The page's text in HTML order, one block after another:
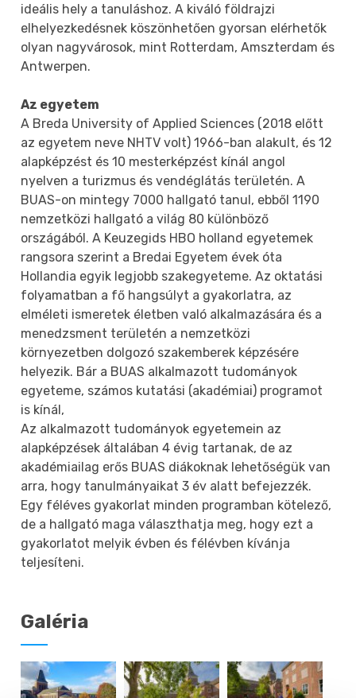
ideális hely a tanuláshoz. A kiváló földrajzi
elhelyezkedésnek köszönhetően gyorsan elérhetők
olyan nagyvárosok, mint Rotterdam, Amszterdam és
Antwerpen.
Az egyetem
A Breda University of Applied Sciences (2018 előtt
az egyetem neve NHTV volt) 1966-ban alakult, és 12
alapképzést és 10 mesterképzést kínál angol
nyelven a turizmus és vendéglátás területén. A
BUAS-on mintegy 7000 hallgató tanul, ebből 1190
nemzetközi hallgató a világ 80 különböző
országából. A Keuzegids HBO holland egyetemek
rangsora szerint a Bredai Egyetem évek óta
Hollandia egyik legjobb szakegyeteme. Az oktatási
folyamatban a fő hangsúlyt a gyakorlatra, az
elméleti ismeretek életben való alkalmazására és a
menedzsment területén a nemzetközi
környezetben dolgozó szakemberek képzésére
helyezik. Bár a BUAS alkalmazott tudományok
egyeteme, számos kutatási (akadémiai) programot
is kínál,
Az alkalmazott tudományok egyetemein az
alapképzések általában 4 évig tartanak, de az
akadémiailag erős BUAS diákoknak lehetőségük van
arra, hogy tanulmányaikat 3 év alatt befejezzék.
Egy féléves gyakorlat minden programban kötelező,
de a hallgató maga választhatja meg, hogy ezt a
gyakorlatot melyik évben és félévben kívánja
teljesíteni.
Galéria